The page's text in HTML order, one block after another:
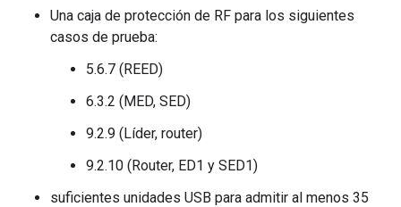
Una caja de protección de RF para los siguientes
casos de prueba:
5.6.7 (REED)
6.3.2 (MED, SED)
9.2.9 (Líder, router)
9.2.10 (Router, ED1 y SED1)
suficientes unidades USB para admitir al menos 35